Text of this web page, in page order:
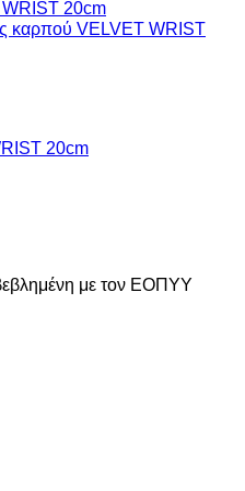
20cm
με τον ΕΟΠΥΥ